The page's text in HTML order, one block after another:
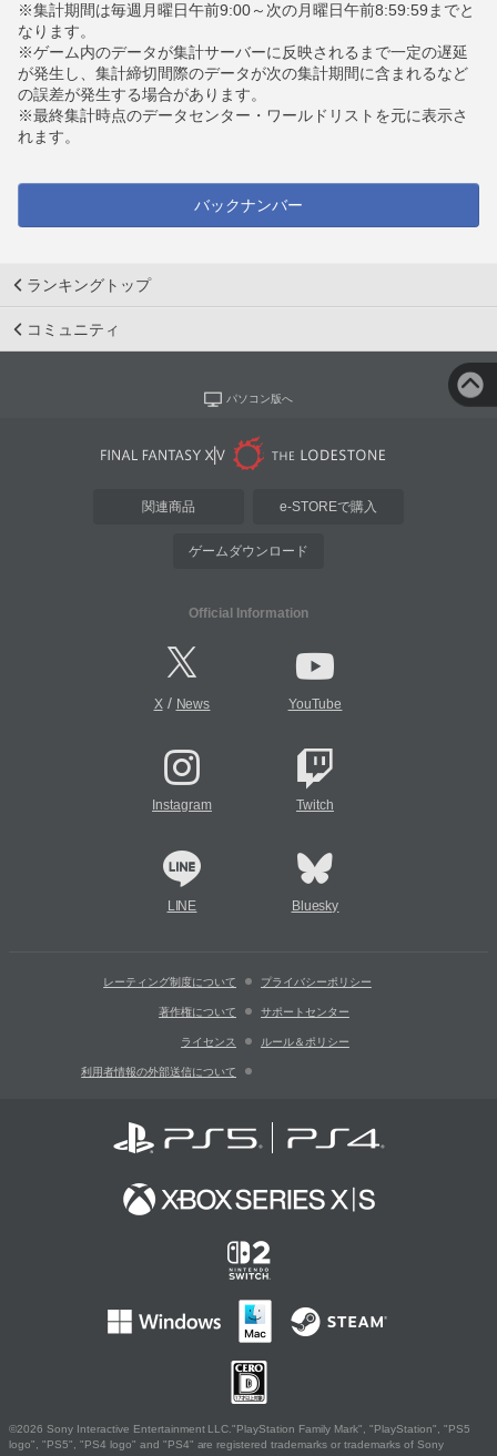
※集計期間は毎週月曜日午前9:00～次の月曜日午前8:59:59までと
なります。
※ゲーム内のデータが集計サーバーに反映されるまで一定の遅延
が発生し、集計締切間際のデータが次の集計期間に含まれるなど
の誤差が発生する場合があります。
※最終集計時点のデータセンター・ワールドリストを元に表示さ
れます。
バックナンバー
ランキングトップ
コミュニティ
パソコン版へ
関連商品 e-STOREで購入
ゲームダウンロード
Official Information
X/ News YouTube
Instagram Twitch
LINE Bluesky
レーティング制度について プライバシーポリシー
著作権について サポートセンター
ライセンス ルール＆ポリシー
利用者情報の外部送信について
©2026 Sony Interactive Entertainment LLC."PlayStation Family Mark", "PlayStation", "PS5
logo", "PS5", "PS4 logo" and "PS4" are registered trademarks or trademarks of Sony